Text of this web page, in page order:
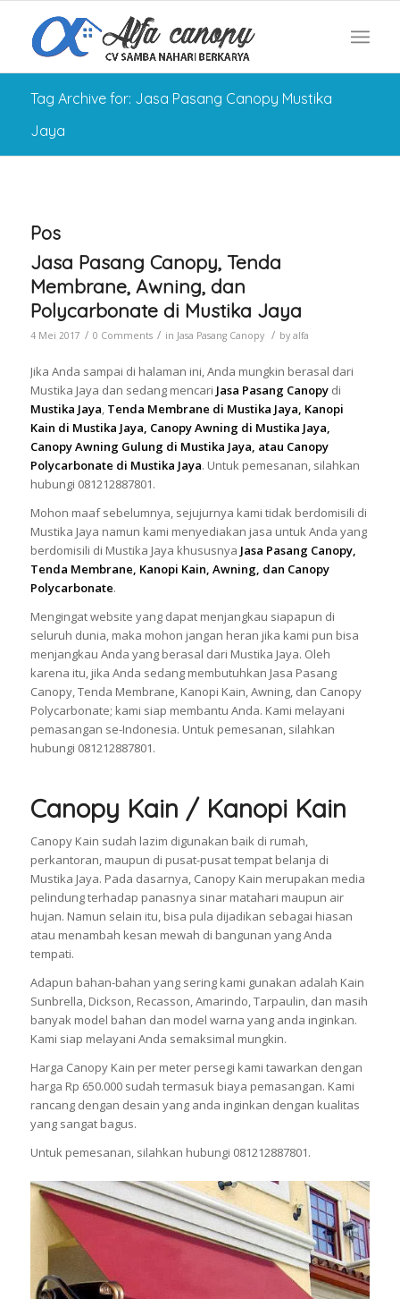
Tag Archive for: Jasa Pasang Canopy Mustika
Jaya
Pos
Jasa Pasang Canopy, Tenda
Membrane, Awning, dan
Polycarbonate di Mustika Jaya
4 Mei 2017 / 0 Comments / in Jasa Pasang Canopy / by alfa
Jika Anda sampai di halaman ini, Anda mungkin berasal dari
Mustika Jaya dan sedang mencari Jasa Pasang Canopy di
Mustika Jaya, Tenda Membrane di Mustika Jaya, Kanopi
Kain di Mustika Jaya, Canopy Awning di Mustika Jaya,
Canopy Awning Gulung di Mustika Jaya, atau Canopy
Polycarbonate di Mustika Jaya. Untuk pemesanan, silahkan
hubungi 081212887801.
Mohon maaf sebelumnya, sejujurnya kami tidak berdomisili di
Mustika Jaya namun kami menyediakan jasa untuk Anda yang
berdomisili di Mustika Jaya khususnya Jasa Pasang Canopy,
Tenda Membrane, Kanopi Kain, Awning, dan Canopy
Polycarbonate.
Mengingat website yang dapat menjangkau siapapun di
seluruh dunia, maka mohon jangan heran jika kami pun bisa
menjangkau Anda yang berasal dari Mustika Jaya. Oleh
karena itu, jika Anda sedang membutuhkan Jasa Pasang
Canopy, Tenda Membrane, Kanopi Kain, Awning, dan Canopy
Polycarbonate; kami siap membantu Anda. Kami melayani
pemasangan se-Indonesia. Untuk pemesanan, silahkan
hubungi 081212887801.
Canopy Kain / Kanopi Kain
Canopy Kain sudah lazim digunakan baik di rumah,
perkantoran, maupun di pusat-pusat tempat belanja di
Mustika Jaya. Pada dasarnya, Canopy Kain merupakan media
pelindung terhadap panasnya sinar matahari maupun air
hujan. Namun selain itu, bisa pula dijadikan sebagai hiasan
atau menambah kesan mewah di bangunan yang Anda
tempati.
Adapun bahan-bahan yang sering kami gunakan adalah Kain
Sunbrella, Dickson, Recasson, Amarindo, Tarpaulin, dan masih
banyak model bahan dan model warna yang anda inginkan.
Kami siap melayani Anda semaksimal mungkin.
Harga Canopy Kain per meter persegi kami tawarkan dengan
harga Rp 650.000 sudah termasuk biaya pemasangan. Kami
rancang dengan desain yang anda inginkan dengan kualitas
yang sangat bagus.
Untuk pemesanan, silahkan hubungi 081212887801.